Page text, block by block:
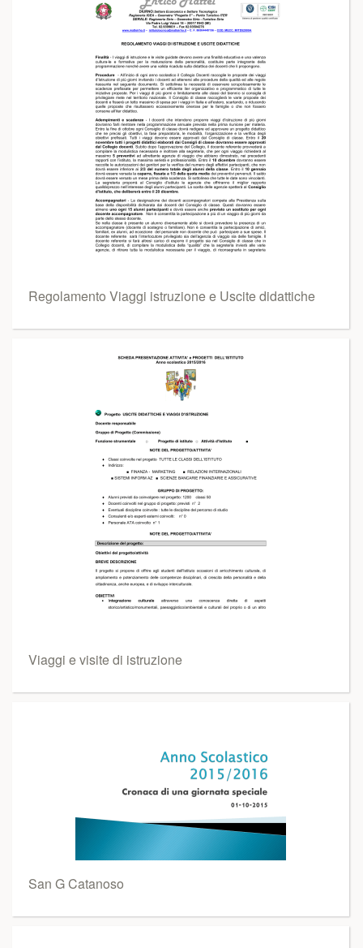
Regolamento Viaggi istruzione e Uscite didattiche
Viaggi e visite di istruzione
San G Catanoso